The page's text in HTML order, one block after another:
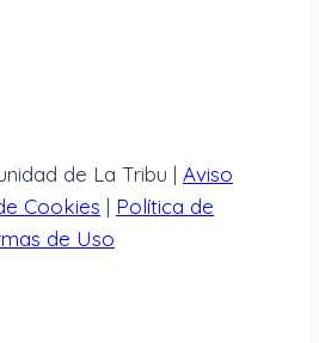
de La Tribu | Aviso
Cookies | Política de
de Uso